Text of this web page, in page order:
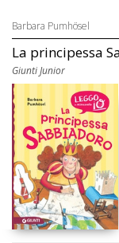
Barbara Pumhösel
La principessa
Giunti Junior